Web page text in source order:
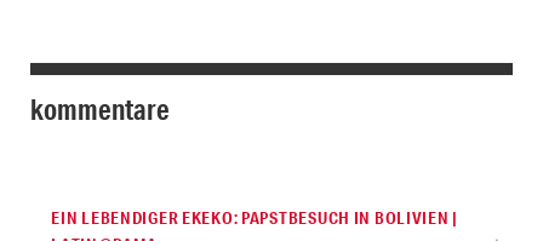
kommentare
EIN LEBENDIGER EKEKO: PAPSTBESUCH IN BOLIVIEN |